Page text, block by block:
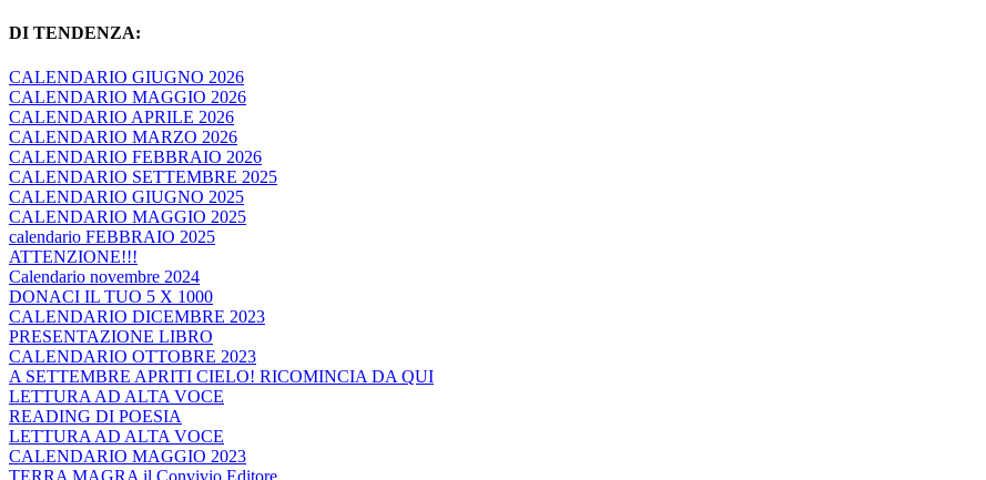
DI TENDENZA:
CALENDARIO GIUGNO 2026
CALENDARIO MAGGIO 2026
CALENDARIO APRILE 2026
CALENDARIO MARZO 2026
CALENDARIO FEBBRAIO 2026
CALENDARIO SETTEMBRE 2025
CALENDARIO GIUGNO 2025
CALENDARIO MAGGIO 2025
calendario FEBBRAIO 2025
ATTENZIONE!!!
Calendario novembre 2024
DONACI IL TUO 5 X 1000
CALENDARIO DICEMBRE 2023
PRESENTAZIONE LIBRO
CALENDARIO OTTOBRE 2023
A SETTEMBRE APRITI CIELO! RICOMINCIA DA QUI
LETTURA AD ALTA VOCE
READING DI POESIA
LETTURA AD ALTA VOCE
CALENDARIO MAGGIO 2023
TERRA MAGRA il Convivio Editore